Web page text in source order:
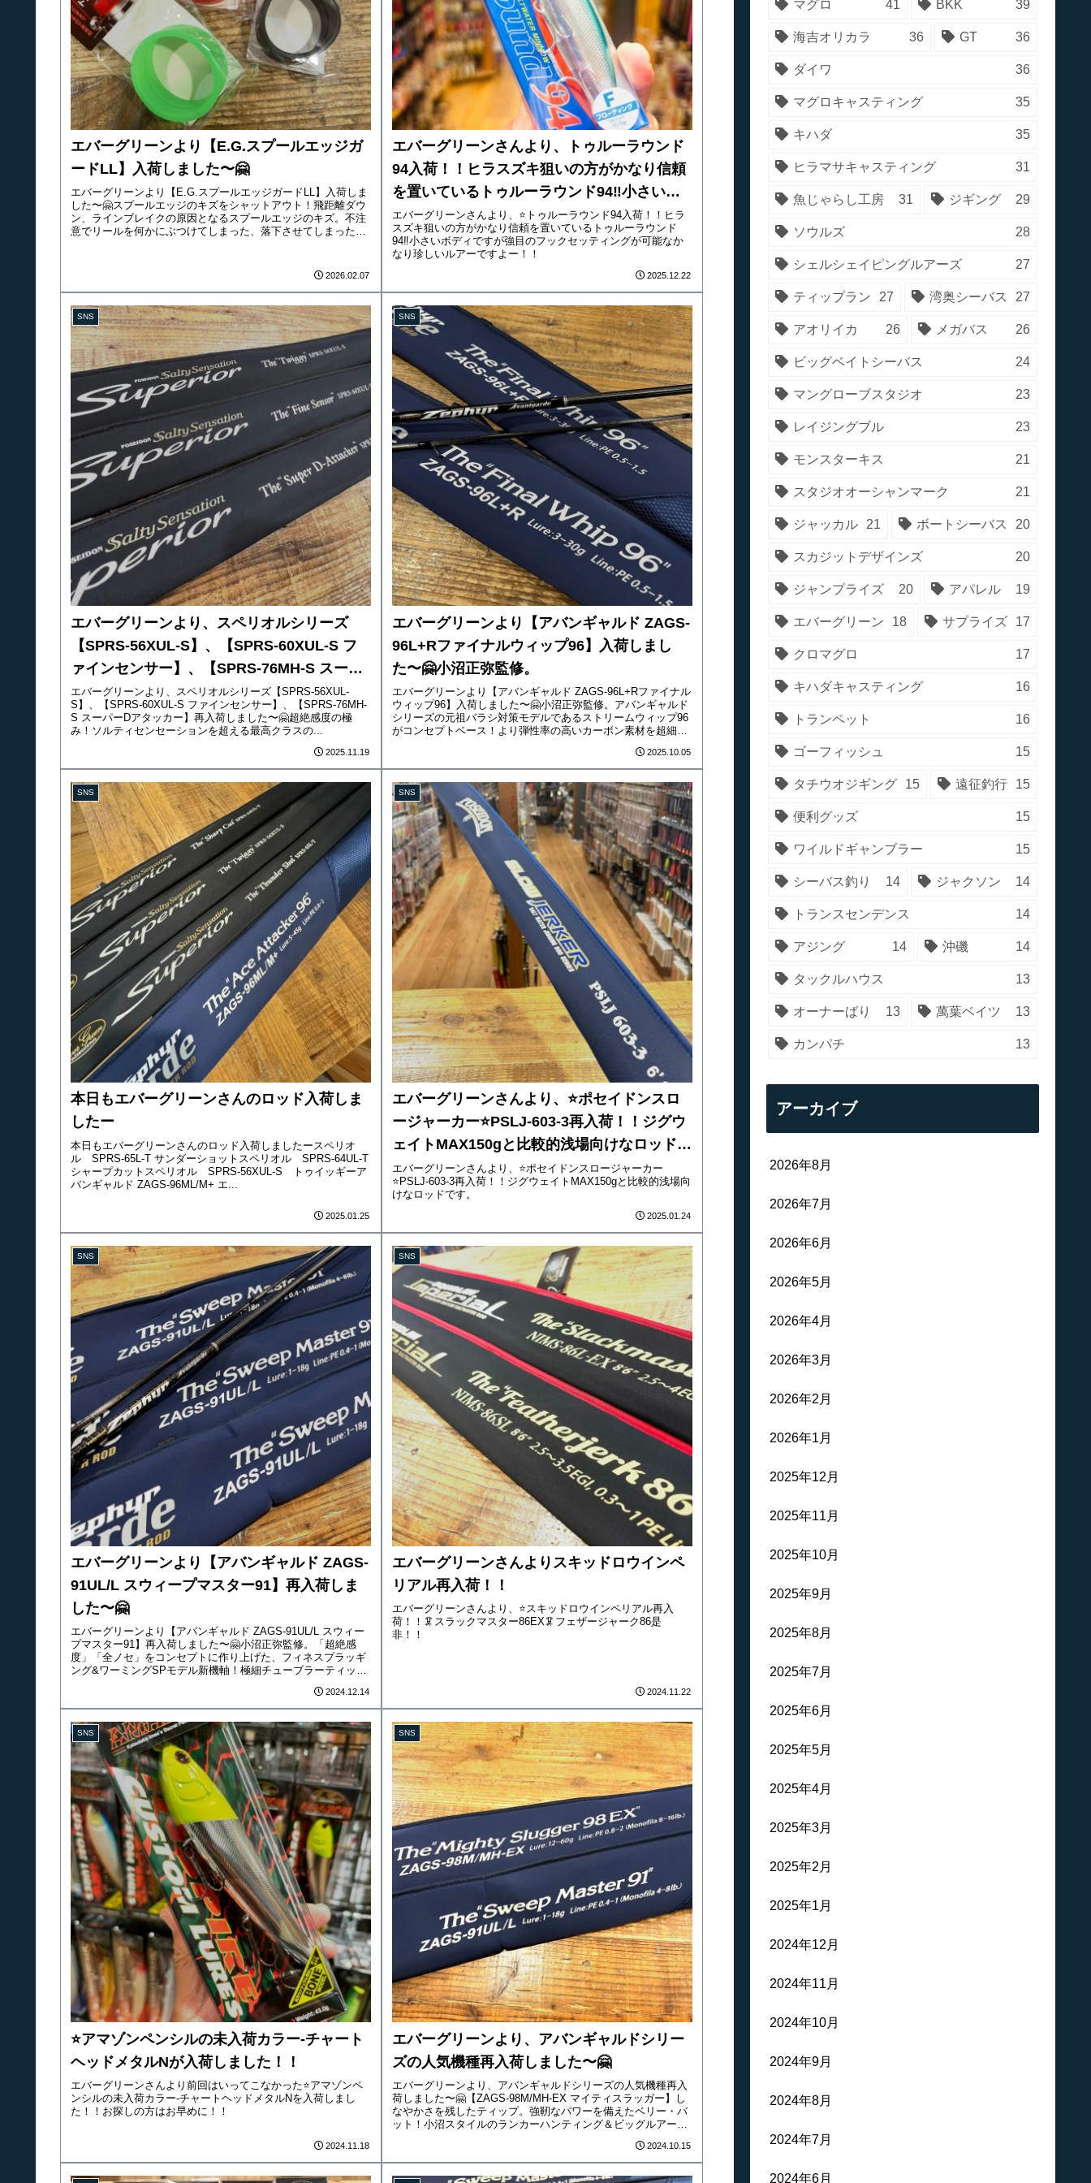
エバーグリーンより【E.G.スプールエッジガ
ードLL】入荷しました〜🤗
エバーグリーンより【E.G.スプールエッジガードLL】入荷しま
した〜🤗スプールエッジのキズをシャットアウト！飛距離ダウ
ン、ラインブレイクの原因となるスプールエッジのキズ。不注
意でリールを何かにぶつけてしまった、落下させてしまったと
2026.02.07
エバーグリーンさんより、トゥルーラウンド
94入荷！！ヒラスズキ狙いの方がかなり信頼
を置いているトゥルーラウンド94‼︎小さいボ
ディですが強目のフックセッティングが可能
なかなり珍しいルアーですよー！！
エバーグリーンさんより、⭐️トゥルーラウンド94入荷！！ヒラ
スズキ狙いの方がかなり信頼を置いているトゥルーラウンド
94‼︎小さいボディですが強目のフックセッティングが可能なか
なり珍しいルアーですよー！！
2025.12.22
SNS
エバーグリーンより、スペリオルシリーズ
【SPRS-56XUL-S】、【SPRS-60XUL-S フ
ァインセンサー】、【SPRS-76MH-S スーパ
ーDアタッカー】再入荷しました〜🤗
エバーグリーンより、スペリオルシリーズ【SPRS-56XUL-
S】、【SPRS-60XUL-S ファインセンサー】、【SPRS-76MH-
S スーパーDアタッカー】再入荷しました〜🤗超絶感度の極
み！ソルティセンセーションを超える最高クラスの...
2025.11.19
SNS
エバーグリーンより【アバンギャルド ZAGS-
96L+Rファイナルウィップ96】入荷しまし
た〜🤗小沼正弥監修。
エバーグリーンより【アバンギャルド ZAGS-96L+Rファイナル
ウィップ96】入荷しました〜🤗小沼正弥監修。アバンギャルド
シリーズの元祖バラシ対策モデルであるストリームウィップ96
がコンセプトベース！より弾性率の高いカーボン素材を超細身
2025.10.05
SNS
本日もエバーグリーンさんのロッド入荷しま
したー
本日もエバーグリーンさんのロッド入荷しましたースペリオ
ル SPRS-65L-T サンダーショットスペリオル SPRS-64UL-T
シャープカットスペリオル SPRS-56XUL-S トゥイッギーア
バンギャルド ZAGS-96ML/M+ エ...
2025.01.25
SNS
エバーグリーンさんより、⭐️ポセイドンスロ
ージャーカー⭐️PSLJ-603-3再入荷！！ジグウ
ェイトMAX150gと比較的浅場向けなロッドで
す。
エバーグリーンさんより、⭐️ポセイドンスロージャーカー
⭐️PSLJ-603-3再入荷！！ジグウェイトMAX150gと比較的浅場向
けなロッドです。
2025.01.24
SNS
エバーグリーンより【アバンギャルド ZAGS-
91UL/L スウィープマスター91】再入荷しま
した〜🤗
エバーグリーンより【アバンギャルド ZAGS-91UL/L スウィー
プマスター91】再入荷しました〜🤗小沼正弥監修。「超絶感
度」「全ノセ」をコンセプトに作り上げた、フィネスプラッギ
ング&ワーミングSPモデル新機軸！極細チューブラーティップ
2024.12.14
SNS
エバーグリーンさんよりスキッドロウインペ
リアル再入荷！！
エバーグリーンさんより、⭐️スキッドロウインペリアル再入
荷！！🦑スラックマスター86EX🦑フェザージャーク86是
非！！
2024.11.22
SNS
⭐️アマゾンペンシルの未入荷カラー‐チャート
ヘッドメタルNが入荷しました！！
エバーグリーンさんより前回はいってこなかった⭐️アマゾンペ
ンシルの未入荷カラー‐チャートヘッドメタルNを入荷しまし
た！！お探しの方はお早めに！！
2024.11.18
SNS
エバーグリーンより、アバンギャルドシリー
ズの人気機種再入荷しました〜🤗
エバーグリーンより、アバンギャルドシリーズの人気機種再入
荷しました〜🤗【ZAGS-98M/MH-EX マイティスラッガー】し
なやかさを残したティップ。強靭なパワーを備えたベリー・バ
ット！小沼スタイルのランカーハンティング＆ビッグルアー対
2024.10.15
マグロ 41 BKK 39
海吉オリカラ 36 GT 36
ダイワ 36
マグロキャスティング 35
キハダ 35
ヒラマサキャスティング 31
魚じゃらし工房 31 ジギング 29
ソウルズ 28
シェルシェイピングルアーズ 27
ティップラン 27 湾奥シーバス 27
アオリイカ 26 メガバス 26
ビッグベイトシーバス 24
マングローブスタジオ 23
レイジングブル 23
モンスターキス 21
スタジオオーシャンマーク 21
ジャッカル 21 ボートシーバス 20
スカジットデザインズ 20
ジャンプライズ 20 アパレル 19
エバーグリーン 18 サプライズ 17
クロマグロ 17
キハダキャスティング 16
トランペット 16
ゴーフィッシュ 15
タチウオジギング 15 遠征釣行 15
便利グッズ 15
ワイルドギャンブラー 15
シーバス釣り 14 ジャクソン 14
トランスセンデンス 14
アジング 14 沖磯 14
タックルハウス 13
オーナーばり 13 萬葉ベイツ 13
カンパチ 13
アーカイブ
2026年8月
2026年7月
2026年6月
2026年5月
2026年4月
2026年3月
2026年2月
2026年1月
2025年12月
2025年11月
2025年10月
2025年9月
2025年8月
2025年7月
2025年6月
2025年5月
2025年4月
2025年3月
2025年2月
2025年1月
2024年12月
2024年11月
2024年10月
2024年9月
2024年8月
2024年7月
2024年6月